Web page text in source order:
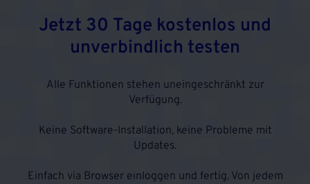
Jetzt 30 Tage kostenlos und
unverbindlich testen
Alle Funktionen stehen uneingeschränkt zur
Verfügung.
Keine Software-Installation, keine Probleme mit
Updates.
Einfach via Browser einloggen und fertig. Von jedem